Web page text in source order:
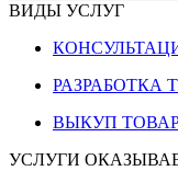
ВИДЫ УСЛУГ
РАЗРАБОТКА
ВЫКУП
УСЛУГИ